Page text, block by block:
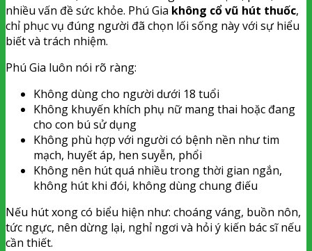
nhiều vấn đề sức khỏe. Phú Gia không cổ vũ hút thuốc,
chỉ phục vụ đúng người đã chọn lối sống này với sự hiểu
biết và trách nhiệm.
Phú Gia luôn nói rõ ràng:
Không dùng cho người dưới 18 tuổi
Không khuyến khích phụ nữ mang thai hoặc đang
cho con bú sử dụng
Không phù hợp với người có bệnh nền như tim
mạch, huyết áp, hen suyễn, phổi
Không nên hút quá nhiều trong thời gian ngắn,
không hút khi đói, không dùng chung điếu
Nếu hút xong có biểu hiện như: choáng váng, buồn nôn,
tức ngực, nên dừng lại, nghỉ ngơi và hỏi ý kiến bác sĩ nếu
cần thiết.